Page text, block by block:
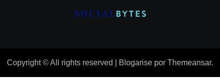
Copyright © All rights reserved Blogarise por Themeansar.